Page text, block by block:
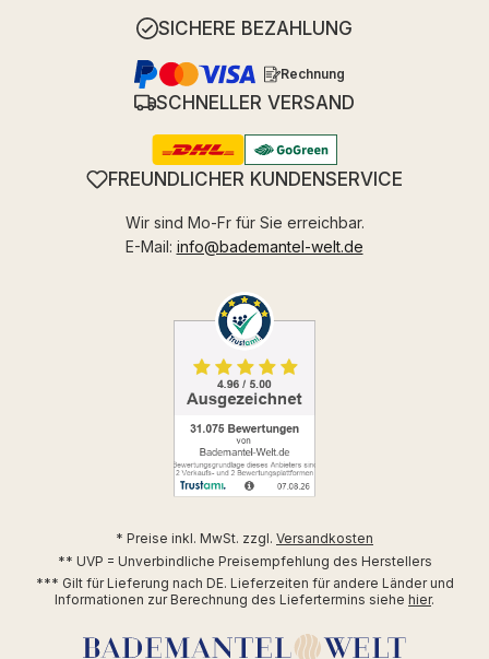
SICHERE BEZAHLUNG
Rechnung
SCHNELLER VERSAND
FREUNDLICHER KUNDENSERVICE
Wir sind Mo-Fr für Sie erreichbar.
E-Mail: info@bademantel-welt.de
* Preise inkl. MwSt. zzgl. Versandkosten
** UVP = Unverbindliche Preisempfehlung des Herstellers
*** Gilt für Lieferung nach DE. Lieferzeiten für andere Länder und
Informationen zur Berechnung des Liefertermins siehe hier.